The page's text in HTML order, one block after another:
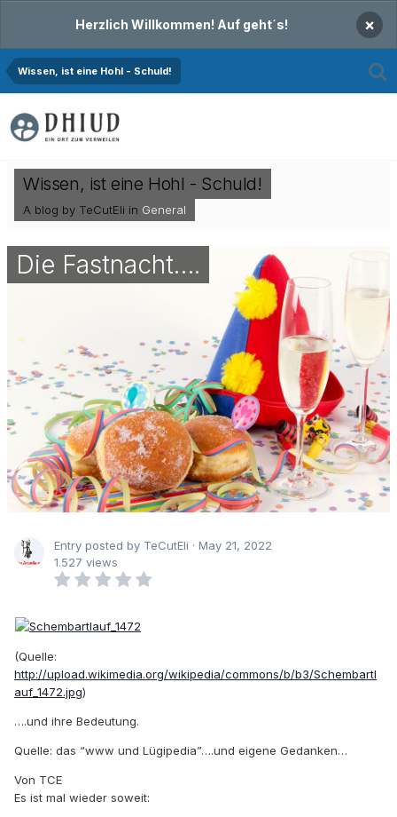
Herzlich Willkommen! Auf geht´s! ×
Wissen, ist eine Hohl - Schuld!
Wissen, ist eine Hohl - Schuld!
A blog by TeCutEli in General
Die Fastnacht….
Entry posted by TeCutEli · May 21, 2022
1.527 views
(Quelle:
http://upload.wikimedia.org/wikipedia/commons/b/b3/Schembartl
auf_1472.jpg)
….und ihre Bedeutung.
Quelle: das “www und Lügipedia”….und eigene Gedanken…
Von TCE
Es ist mal wieder soweit: